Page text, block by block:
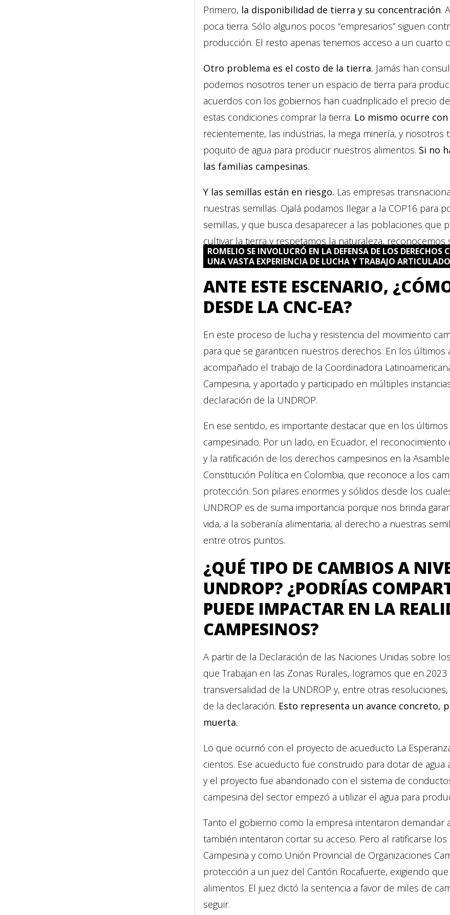
Primero, la disponibilidad de tierra y su concentración.
poca tierra. Sólo algunos pocos “empresarios” siguen
producción. El resto apenas tenemos acceso a un cuarto
Otro problema es el costo de la tierra. Jamás han
podemos nosotros tener un espacio de tierra para
acuerdos con los gobiernos han cuadriplicado el precio
estas condiciones comprar la tierra. Lo mismo ocurre con
recientemente, las industrias, la mega minería, y
poquito de agua para producir nuestros alimentos. Si no
las familias campesinas.
Y las semillas están en riesgo. Las empresas
nuestras semillas. Ojalá podamos llegar a la COP16 para
semillas, y que busca desaparecer a las poblaciones
cultivar la tierra y respetamos la naturaleza, reconocemos
ROMELIO SE INVOLUCRÓ EN LA DEFENSA DE LOS
UNA VASTA EXPERIENCIA DE LUCHA Y TRABAJO
ANTE ESTE ESCENARIO,
DESDE LA CNC-EA?
En este proceso de lucha y resistencia del movimiento
para que se garanticen nuestros derechos. En los
acompañado el trabajo de la Coordinadora
Campesina, y aportado y participado en múltiples
declaración de la UNDROP.
En ese sentido, es importante destacar que en los
campesinado. Por un lado, en Ecuador, el
y la ratificación de los derechos campesinos en la
Constitución Política en Colombia, que reconoce a los
protección. Son pilares enormes y sólidos desde los
UNDROP es de suma importancia porque nos brinda
vida, a la soberanía alimentaria, al derecho a nuestras
entre otros puntos.
¿QUÉ TIPO DE CAMBIOS A
UNDROP? ¿PODRÍAS
PUEDE IMPACTAR EN LA
CAMPESINOS?
A partir de la Declaración de las Naciones Unidas sobre
que Trabajan en las Zonas Rurales, logramos que en
transversalidad de la UNDROP y, entre otras
de la declaración. Esto representa un avance concreto,
muerta.
Lo que ocurrió con el proyecto de acueducto La
cientos. Ese acueducto fue construido para dotar de
y el proyecto fue abandonado con el sistema de
campesina del sector empezó a utilizar el agua para
Tanto el gobierno como la empresa intentaron
también intentaron cortar su acceso. Pero al ratificarse
Campesina y como Unión Provincial de Organizaciones
protección a un juez del Cantón Rocafuerte, exigiendo
alimentos. El juez dictó la sentencia a favor de miles de
seguir.